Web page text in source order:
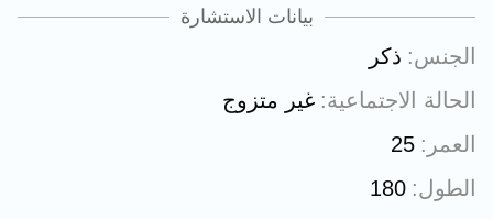
بيانات الاستشارة
الجنس ذكر
الحالة الاجتماعية غير متزوج
العمر
25
الطول 180